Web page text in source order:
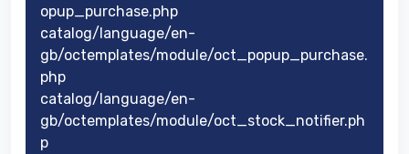
opup_purchase.php
catalog/language/en-
gb/octemplates/module/oct_popup_purchase.
php
catalog/language/en-
gb/octemplates/module/oct_stock_notifier.ph
p